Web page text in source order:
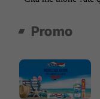
Promo